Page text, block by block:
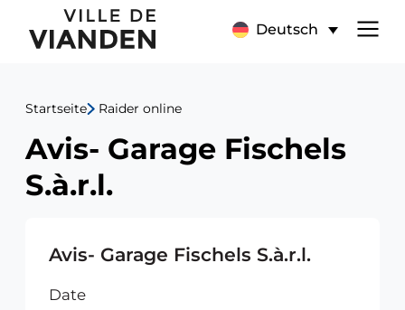
Avis-
Garage
Fischels
S.à.r.l.
Deutsch
Hauptnavigationsmenü
Startseite Raider online
Avis- Garage Fischels
S.à.r.l.
Avis- Garage Fischels S.à.r.l.
Date